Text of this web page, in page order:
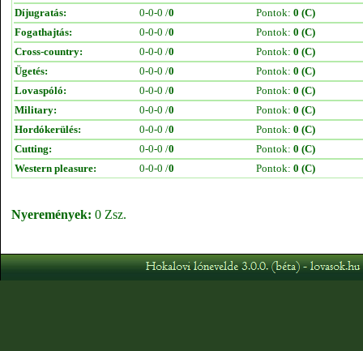
Díjugratás:
0-0-0 /0 Pontok: 0 (C)
Fogathajtás:
0-0-0 /0 Pontok: 0 (C)
Cross-country:
0-0-0 /0 Pontok: 0 (C)
Ügetés:
0-0-0 /0 Pontok: 0 (C)
Lovaspóló:
0-0-0 /0 Pontok: 0 (C)
Military:
0-0-0 /0 Pontok: 0 (C)
Hordókerülés:
0-0-0 /0 Pontok: 0 (C)
Cutting:
0-0-0 /0 Pontok: 0 (C)
Western pleasure:
0-0-0 /0 Pontok: 0 (C)
Nyeremények: 0 Zsz.